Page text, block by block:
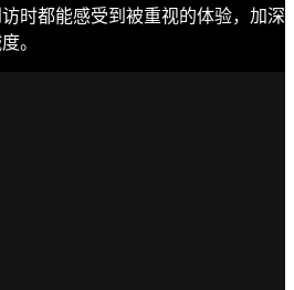
时都能感受到被重视的体验，加深
。